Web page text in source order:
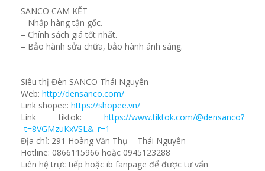
SANCO CAM KẾT
– Nhập hàng tận gốc.
– Chính sách giá tốt nhất.
– Bảo hành sửa chữa, bảo hành ánh sáng.
————————————————–
Siêu thị Đèn SANCO Thái Nguyên
Web: http://densanco.com/
Link shopee: https://shopee.vn/
Link tiktok: https://www.tiktok.com/@densanco?
_t=8VGMzuKxVSL&_r=1
Địa chỉ: 291 Hoàng Văn Thụ – Thái Nguyên
Hotline: 0866115966 hoặc 0945123288
Liên hệ trực tiếp hoặc ib fanpage để được tư vấn